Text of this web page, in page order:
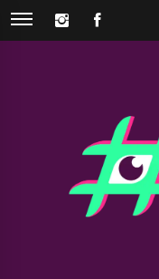
Skip
INSTAGRAM